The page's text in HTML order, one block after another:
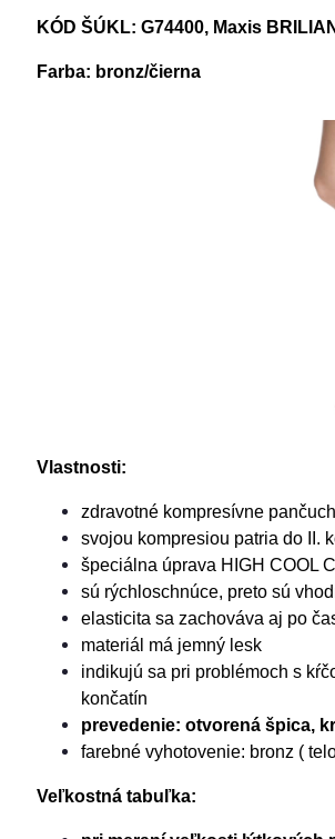
KÓD ŠÚKL: G74400, Maxis
Farba: bronz/čierna
Vlastnosti:
zdravotné kompresívne
svojou kompresiou patria do II.
špeciálna úprava HIGH COOL
sú rýchloschnúce, preto sú
elasticita sa zachováva aj po
materiál má jemný lesk
indikujú sa pri problémoch s
končatín
prevedenie: otvorená špica,
farebné vyhotovenie: bronz (
Veľkostná tabuľka: